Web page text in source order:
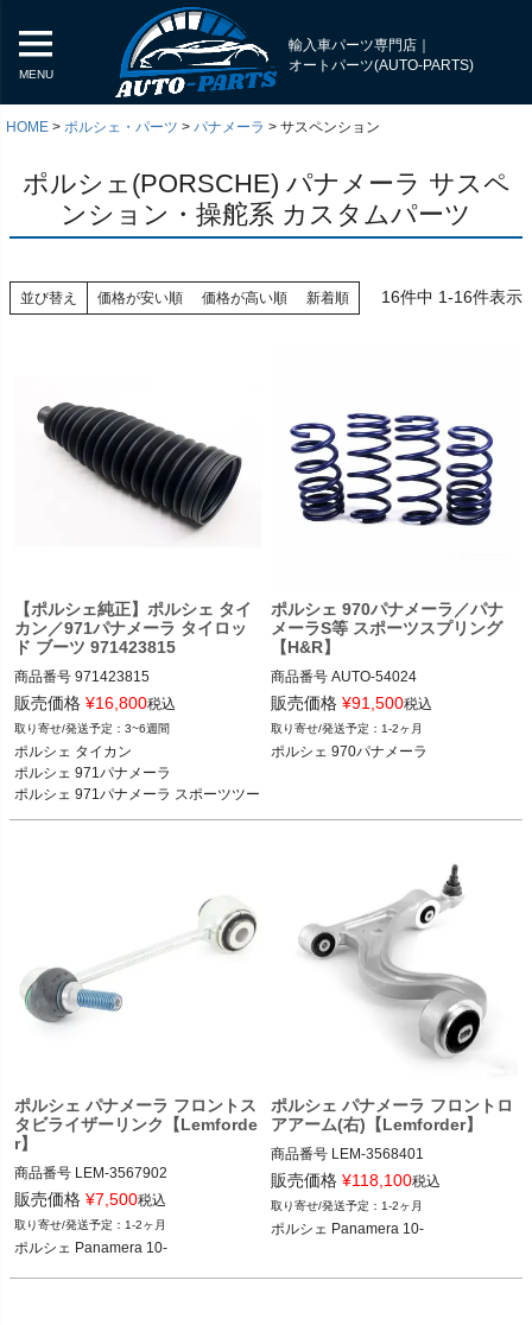
MENU
輸入車パーツ専門店｜
オートパーツ(AUTO-PARTS)
HOME ポルシェ・パーツ パナメーラ サスペンション
ポルシェ(PORSCHE) パナメーラ サスペ
ンション・操舵系 カスタムパーツ
並び替え 価格が安い順 価格が高い順 新着順 16件中 1-16件表示
【ポルシェ純正】ポルシェ タイ
カン／971パナメーラ タイロッ
ド ブーツ 971423815
商品番号 971423815
ポルシェ タイカン タイカン／4S／タ
ーボ／ターボS／クロスツーリズモ 20
-
ポルシェ 971パナメーラ 4／4S／4E／
ターボ／ターボS／GTS 16-23
販売価格 ¥16,800税込
3~6週間
ポルシェ タイカン
ポルシェ 971パナメーラ
ポルシェ 971パナメーラ スポーツツー
ポルシェ 970パナメーラ／パナ
メーラS等 スポーツスプリング
【H&R】
商品番号 AUTO-54024
54024
ポルシェ 970パナメーラ 10-16
2T14：hrs54024
販売価格 ¥91,500税込
1-2ヶ月
ポルシェ 970パナメーラ
ポルシェ パナメーラ フロントス
タビライザーリンク【Lemforde
r】
商品番号 LEM-3567902
LEM-3567902
純正品番：97034306903, 970343069
02, 97034306901
Lemforder品番：3567902
販売価格 ¥7,500税込
1-2ヶ月
ポルシェ Panamera 10-
ポルシェ パナメーラ フロントロ
アアーム(右)【Lemforder】
商品番号 LEM-3568401
LEM-3568401
純正品番：97034105404, 970341054
03
販売価格 ¥118,100税込
1-2ヶ月
ポルシェ Panamera 10-